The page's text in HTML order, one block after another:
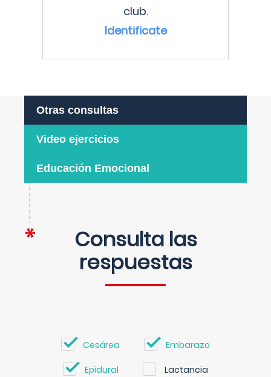
club.
Identificate
Otras consultas
Video ejercicios
Educación Emocional
Consulta las
respuestas
Cesárea Embarazo
Epidural Lactancia